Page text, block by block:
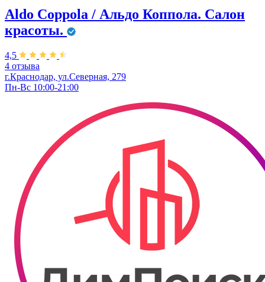
Aldo Coppola / Альдо Коппола. Салон
красоты.
4,5
4 отзыва
г.Краснодар, ул.Северная, 279
Пн-Вс 10:00-21:00